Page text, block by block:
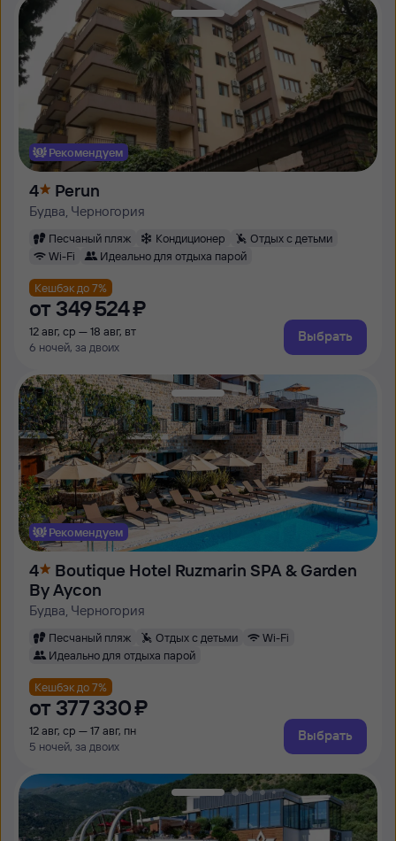
Рекомендуем
4 Perun
Будва, Черногория
Песчаный пляж Кондиционер
Отдых с детьми
Wi-Fi
Идеально для отдыха парой
Кешбэк до 7%
от 349 ⁠524 ⁠₽
12 авг, ср — 18 авг, вт
6 ночей, за двоих
Выбрать
Рекомендуем
4
Boutique Hotel Ruzmarin SPA & Garden
By Aycon
Будва, Черногория
Песчаный пляж Отдых с детьми
Wi-Fi
Идеально для отдыха парой
Кешбэк до 7%
от 377 ⁠330 ⁠₽
12 авг, ср — 17 авг, пн
5 ночей, за двоих
Выбрать